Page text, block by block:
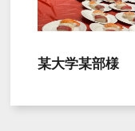
某大学某部様